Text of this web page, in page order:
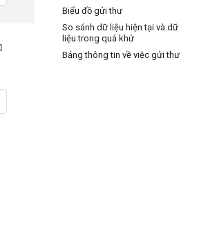
Biểu đồ gửi thư
So sánh dữ liệu hiện tại và dữ
liệu trong quá khứ
Bảng thông tin về việc gửi thư